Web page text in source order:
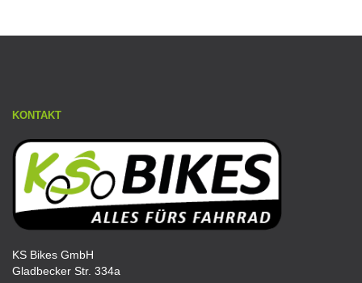
KONTAKT
KS Bikes GmbH
Gladbecker Str. 334a